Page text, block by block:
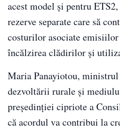
acest model și pentru
rezerve separate care să
costurilor asociate
încălzirea clădirilor și
Maria Panayiotou,
dezvoltării rurale și
președinției cipriote a
că acordul va contribui la